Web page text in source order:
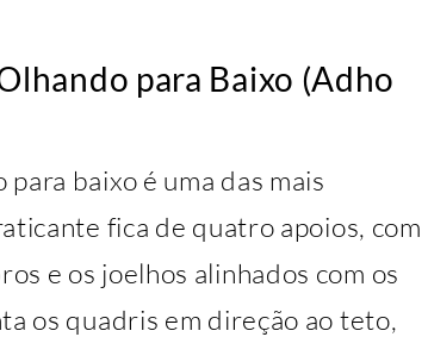
para Baixo (Adho
baixo é uma das mais
fica de quatro apoios, com
e os joelhos alinhados com os
os quadris em direção ao teto,